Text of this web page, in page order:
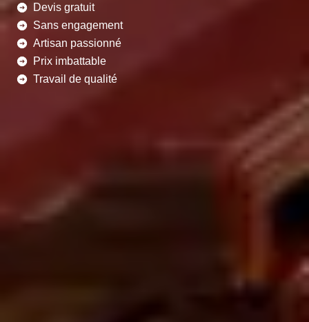
Devis gratuit
Sans engagement
Artisan passionné
Prix imbattable
Travail de qualité